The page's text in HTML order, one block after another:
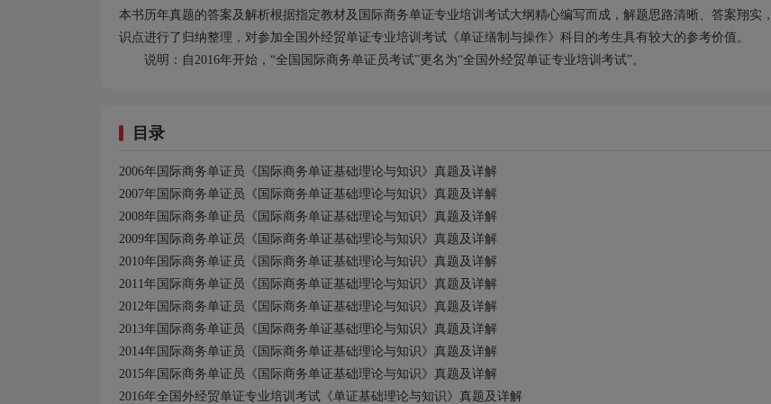
本书历年真题的答案及解析根据指定教材及国际商务单证专业培训考试大纲精心编写而成，解题思路清晰、答案翔实
识点进行了归纳整理，对参加全国外经贸单证专业培训考试《单证缮制与操作》科目的考生具有较大的参考价值。
说明：自2016年开始，“全国国际商务单证员考试”更名为“全国外经贸单证专业培训考试”。
目录
2006年国际商务单证员《国际商务单证基础理论与知识》真题及详解
2007年国际商务单证员《国际商务单证基础理论与知识》真题及详解
2008年国际商务单证员《国际商务单证基础理论与知识》真题及详解
2009年国际商务单证员《国际商务单证基础理论与知识》真题及详解
2010年国际商务单证员《国际商务单证基础理论与知识》真题及详解
2011年国际商务单证员《国际商务单证基础理论与知识》真题及详解
2012年国际商务单证员《国际商务单证基础理论与知识》真题及详解
2013年国际商务单证员《国际商务单证基础理论与知识》真题及详解
2014年国际商务单证员《国际商务单证基础理论与知识》真题及详解
2015年国际商务单证员《国际商务单证基础理论与知识》真题及详解
2016年全国外经贸单证专业培训考试《单证基础理论与知识》真题及详解